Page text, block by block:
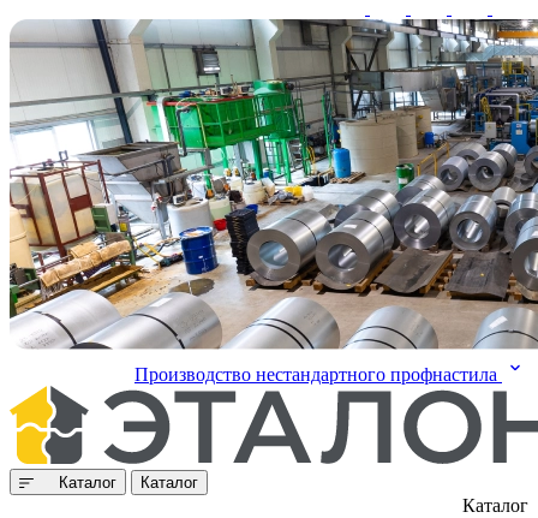
Производство нестандартного профнастила
Каталог Каталог
Каталог